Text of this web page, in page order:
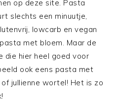
op deze site. Pasta
slechts een minuutje,
lowcarb en vegan
met bloem. Maar de
die hier heel goed voor
ook eens pasta met
jullienne wortel! Het is zo